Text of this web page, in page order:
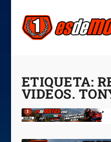
ETIQUETA:
VIDEOS.